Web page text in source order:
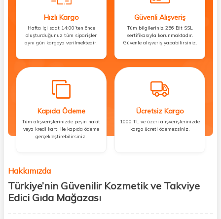
Hızlı Kargo
Hafta içi saat 14:00’ten önce
oluşturduğunuz tüm siparişler
aynı gün kargoya verilmektedir.
Güvenli Alışveriş
Tüm bilgileriniz 256 Bit SSL
sertifikasıyla korunmaktadır.
Güvenle alışveriş yapabilirsiniz.
Kapıda Ödeme
Tüm alışverişlerinizde peşin nakit
veya kredi kartı ile kapıda ödeme
gerçekleştirebilirsiniz.
Ücretsiz Kargo
1000 TL ve üzeri alışverişlerinizde
kargo ücreti ödemezsiniz.
Hakkımızda
Türkiye’nin Güvenilir Kozmetik ve Takviye
Edici Gıda Mağazası